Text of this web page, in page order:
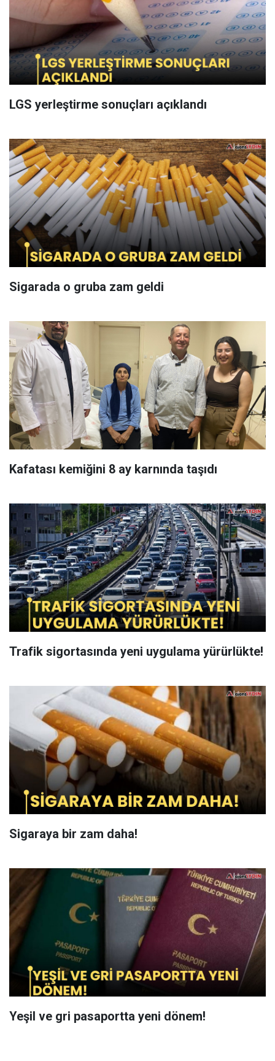
LGS yerleştirme sonuçları açıklandı
Sigarada o gruba zam geldi
Kafatası kemiğini 8 ay karnında taşıdı
Trafik sigortasında yeni uygulama yürürlükte!
Sigaraya bir zam daha!
Yeşil ve gri pasaportta yeni dönem!